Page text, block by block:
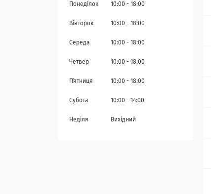
Понеділок 10:00 18:00
Вівторок 10:00 18:00
Середа 10:00 18:00
Четвер 10:00 18:00
Пʼятниця 10:00 18:00
Субота 10:00 14:00
Неділя Вихідний